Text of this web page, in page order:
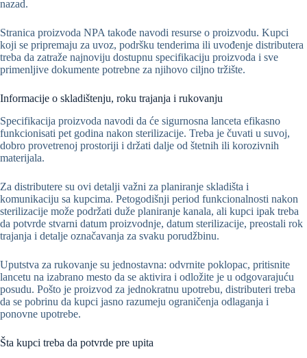
nazad.
Stranica proizvoda NPA takođe navodi resurse o proizvodu. Kupci
koji se pripremaju za uvoz, podršku tenderima ili uvođenje distributera
treba da zatraže najnoviju dostupnu specifikaciju proizvoda i sve
primenljive dokumente potrebne za njihovo ciljno tržište.
Informacije o skladištenju, roku trajanja i rukovanju
Specifikacija proizvoda navodi da će sigurnosna lanceta efikasno
funkcionisati pet godina nakon sterilizacije. Treba je čuvati u suvoj,
dobro provetrenoj prostoriji i držati dalje od štetnih ili korozivnih
materijala.
Za distributere su ovi detalji važni za planiranje skladišta i
komunikaciju sa kupcima. Petogodišnji period funkcionalnosti nakon
sterilizacije može podržati duže planiranje kanala, ali kupci ipak treba
da potvrde stvarni datum proizvodnje, datum sterilizacije, preostali rok
trajanja i detalje označavanja za svaku porudžbinu.
Uputstva za rukovanje su jednostavna: odvrnite poklopac, pritisnite
lancetu na izabrano mesto da se aktivira i odložite je u odgovarajuću
posudu. Pošto je proizvod za jednokratnu upotrebu, distributeri treba
da se pobrinu da kupci jasno razumeju ograničenja odlaganja i
ponovne upotrebe.
Šta kupci treba da potvrde pre upita